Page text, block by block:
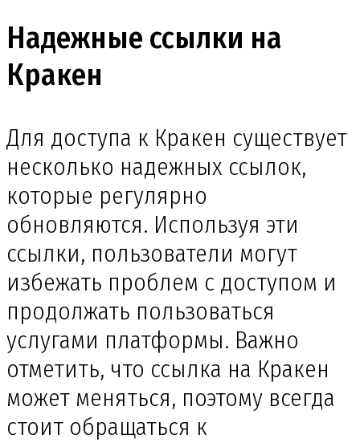
Надежные ссылки на
Кракен
Для доступа к Кракен существует
несколько надежных ссылок,
которые регулярно
обновляются. Используя эти
ссылки, пользователи могут
избежать проблем с доступом и
продолжать пользоваться
услугами платформы. Важно
отметить, что ссылка на Кракен
может меняться, поэтому всегда
стоит обращаться к